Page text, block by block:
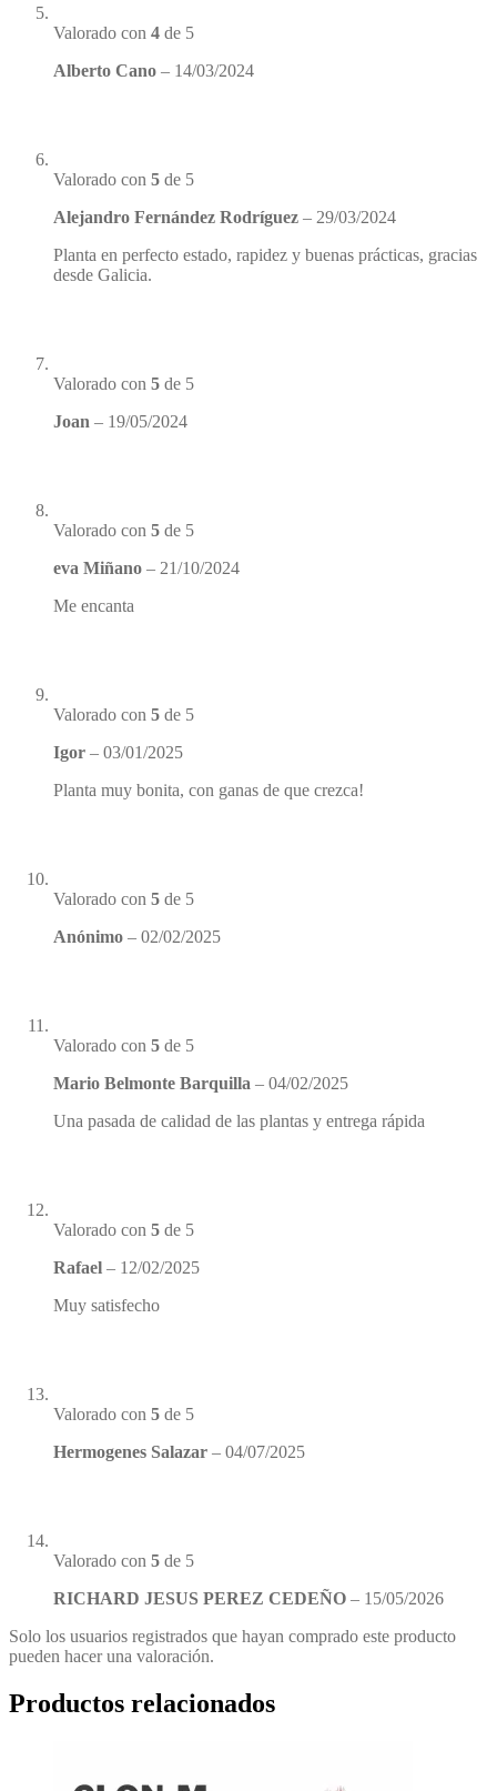
Valorado con 4 de 5
Alberto Cano – 14/03/2024
Valorado con 5 de 5
Alejandro Fernández Rodríguez – 29/03/2024
Planta en perfecto estado, rapidez y buenas prácticas, gracias
desde Galicia.
Valorado con 5 de 5
Joan – 19/05/2024
Valorado con 5 de 5
eva Miñano – 21/10/2024
Me encanta
Valorado con 5 de 5
Igor – 03/01/2025
Planta muy bonita, con ganas de que crezca!
Valorado con 5 de 5
Anónimo – 02/02/2025
Valorado con 5 de 5
Mario Belmonte Barquilla – 04/02/2025
Una pasada de calidad de las plantas y entrega rápida
Valorado con 5 de 5
Rafael – 12/02/2025
Muy satisfecho
Valorado con 5 de 5
Hermogenes Salazar – 04/07/2025
Valorado con 5 de 5
RICHARD JESUS PEREZ CEDEÑO – 15/05/2026
Solo los usuarios registrados que hayan comprado este producto
pueden hacer una valoración.
Productos relacionados